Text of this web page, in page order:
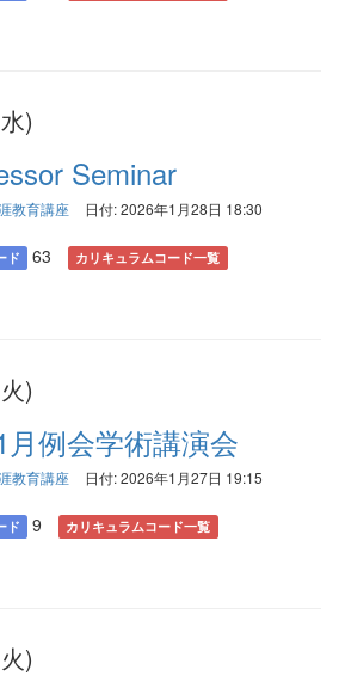
)
Seminar
教育講座 日付: 2026年1月28日 18:30
ド 63 カリキュラムコード一覧
)
例会学術講演会
教育講座 日付: 2026年1月27日 19:15
ド 9 カリキュラムコード一覧
)